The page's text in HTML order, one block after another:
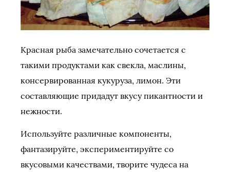
Красная рыба замечательно сочетается с
такими продуктами как свекла, маслины,
консервированная кукуруза, лимон. Эти
составляющие придадут вкусу пикантности и
нежности.
Используйте различные компоненты,
фантазируйте, экспериментируйте со
вкусовыми качествами, творите чудеса на